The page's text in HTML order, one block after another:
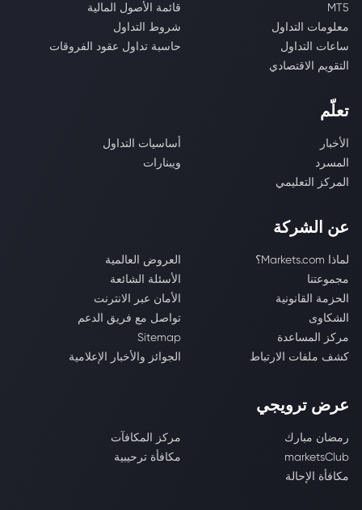
MT5
قائمة الأصول المالية
معلومات التداول
شروط التداول
ساعات التداول
حاسبة تداول عقود الفروقات
التقويم الاقتصادي
تعلّم
الأخبار
أساسيات التداول
المسرد
ويبنارات
المركز التعليمي
عن الشركة
لماذا Markets.com؟
العروض العالمية
مجموعتنا
الأسئلة الشائعة
الحزمة القانونية
الأمان عبر الانترنت
الشكاوى
تواصل مع فريق الدعم
مركز المساعدة
Sitemap
كشف ملفات الارتباط
الجوائز والأخبار الإعلامية
عرض ترويجي
رمضان مبارك
مركز المكافآت
marketsClub
مكافأة ترحيبية
مكافأة الإحالة